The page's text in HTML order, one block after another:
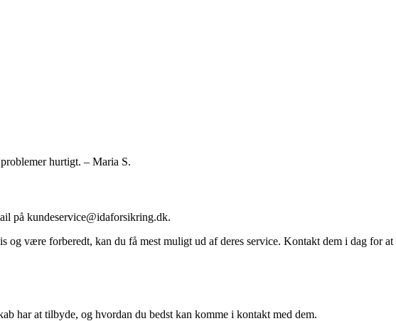
hurtigt. – Maria S.
på kundeservice@idaforsikring.dk.
og være forberedt, kan du få mest muligt ud af deres service. Kontakt dem i dag for at
har at tilbyde, og hvordan du bedst kan komme i kontakt med dem.